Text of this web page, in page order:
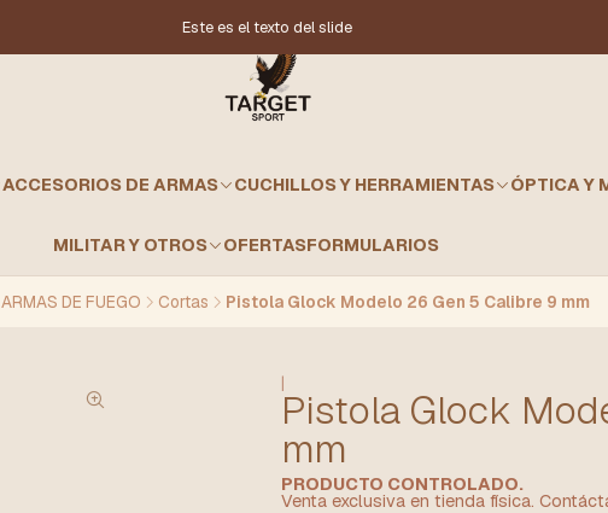
ACCESORIOS DE ARMAS CUCHILLOS Y HERRAMIENTAS ÓPTICA Y
MILITAR Y OTROS OFERTASFORMULARIOS
Este es el texto del slide
ARMAS DE FUEGO Cortas Pistola Glock Modelo 26 Gen 5 Calibre 9 mm
|
Pistola Glock
mm
PRODUCTO CONTROLADO.
Venta exclusiva en tienda física.